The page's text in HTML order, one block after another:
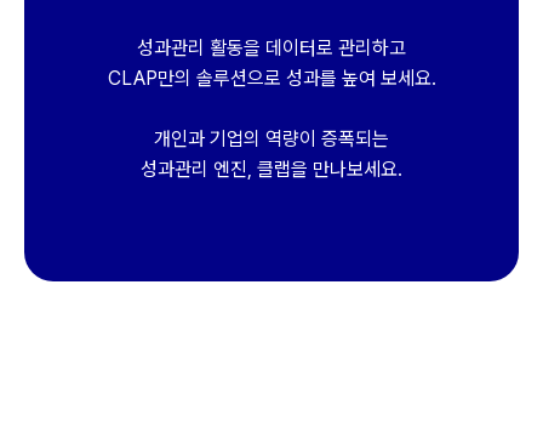
성과관리 활동을 데이터로 관리하고
CLAP만의 솔루션으로 성과를 높여 보세요.
개인과 기업의 역량이 증폭되는
성과관리 엔진, 클랩을 만나보세요.